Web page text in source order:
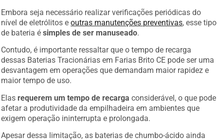
Embora seja necessário realizar verificações periódicas do
nível de eletrólitos eoutras manutenções preventivas, esse tipo
de bateria ésimples de ser manuseado.
Contudo, é importante ressaltar que o tempo de recarga
dessas Baterias Tracionárias em Farias Brito CE pode ser uma
desvantagem em operações que demandam maior rapidez e
maior tempo de uso.
Elas requerem um tempo de recarga considerável, o que pode
afetar a produtividade da empilhadeira em ambientes que
exigem operação ininterrupta e prolongada.
Apesar dessa limitação, as baterias de chumbo-ácido ainda